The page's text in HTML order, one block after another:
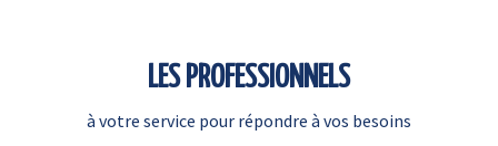
LES PROFESSIONNELS
à votre service pour répondre à vos besoins